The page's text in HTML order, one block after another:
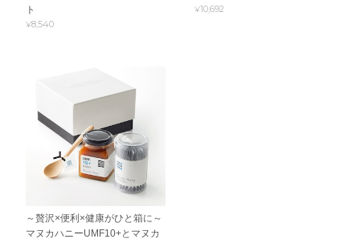
ト
¥8,540
¥10,692
～贅沢×便利×健康がひと箱に～
マヌカハニーUMF10+とマヌカ